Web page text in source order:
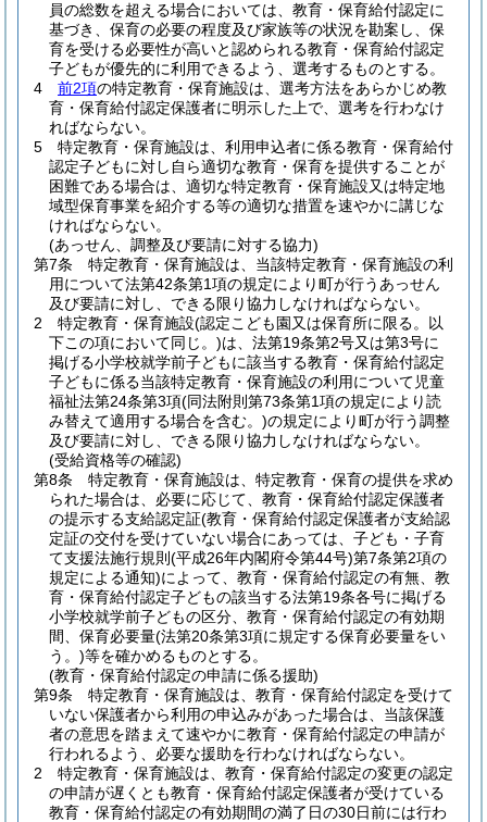
員の総数を超える場合においては、教育・保育給付認定に
基づき、保育の必要の程度及び家族等の状況を勘案し、保
育を受ける必要性が高いと認められる教育・保育給付認定
子どもが優先的に利用できるよう、選考するものとする。
4
前2項の特定教育・保育施設は、選考方法をあらかじめ教
育・保育給付認定保護者に明示した上で、選考を行わなけ
ればならない。
5
特定教育・保育施設は、利用申込者に係る教育・保育給付
認定子どもに対し自ら適切な教育・保育を提供することが
困難である場合は、適切な特定教育・保育施設又は特定地
域型保育事業を紹介する等の適切な措置を速やかに講じな
ければならない。
(あっせん、調整及び要請に対する協力)
第7条
特定教育・保育施設は、当該特定教育・保育施設の利
用について法第42条第1項の規定により町が行うあっせん
及び要請に対し、できる限り協力しなければならない。
2
特定教育・保育施設(認定こども園又は保育所に限る。以
下この項において同じ。)は、法第19条第2号又は第3号に
掲げる小学校就学前子どもに該当する教育・保育給付認定
子どもに係る当該特定教育・保育施設の利用について児童
福祉法第24条第3項(同法附則第73条第1項の規定により読
み替えて適用する場合を含む。)の規定により町が行う調整
及び要請に対し、できる限り協力しなければならない。
(受給資格等の確認)
第8条
特定教育・保育施設は、特定教育・保育の提供を求め
られた場合は、必要に応じて、教育・保育給付認定保護者
の提示する支給認定証(教育・保育給付認定保護者が支給認
定証の交付を受けていない場合にあっては、子ども・子育
て支援法施行規則 (平成26年内閣府令第44号)第7条第2項の
規定による通知)によって、教育・保育給付認定の有無、教
育・保育給付認定子どもの該当する法第19条各号に掲げる
小学校就学前子どもの区分、教育・保育給付認定の有効期
間、保育必要量(法第20条第3項に規定する保育必要量をい
う。)等を確かめるものとする。
(教育・保育給付認定の申請に係る援助)
第9条
特定教育・保育施設は、教育・保育給付認定を受けて
いない保護者から利用の申込みがあった場合は、当該保護
者の意思を踏まえて速やかに教育・保育給付認定の申請が
行われるよう、必要な援助を行わなければならない。
2
特定教育・保育施設は、教育・保育給付認定の変更の認定
の申請が遅くとも教育・保育給付認定保護者が受けている
教育・保育給付認定の有効期間の満了日の30日前には行わ